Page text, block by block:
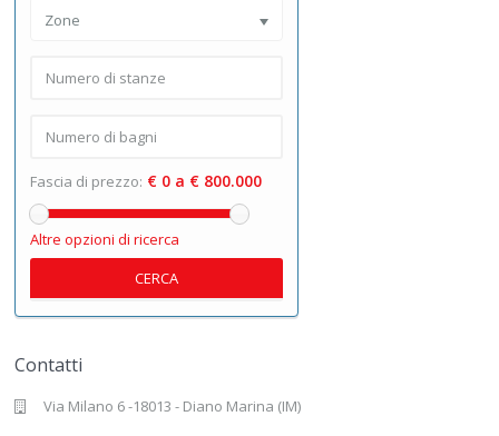
Zone
Fascia di prezzo: € 0 a € 800.000
Altre opzioni di ricerca
CERCA
Contatti
Via Milano 6 -18013 - Diano Marina (IM)